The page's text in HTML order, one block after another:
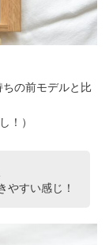
の前モデルと比
！）
やすい感じ！